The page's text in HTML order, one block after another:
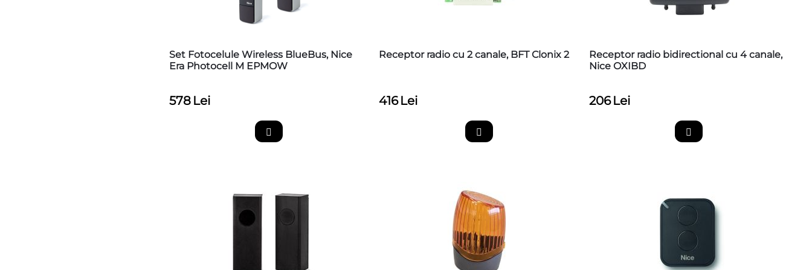
Set Fotocelule Wireless BlueBus, Nice
Era Photocell M EPMOW
578 Lei
Receptor radio cu 2 canale, BFT Clonix 2
416 Lei
Receptor radio bidirectional cu 4 canale,
Nice OXIBD
206 Lei